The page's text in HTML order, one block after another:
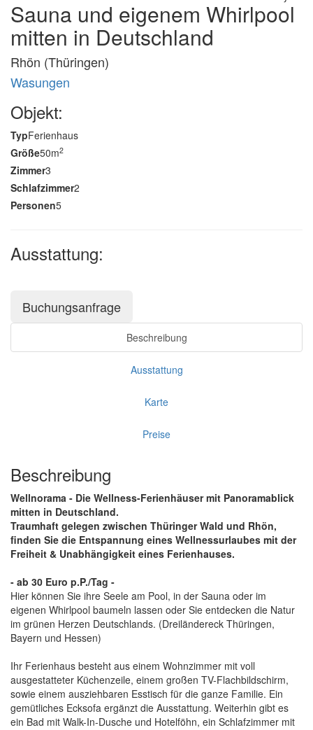
Sauna und eigenem Whirlpool
mitten in Deutschland
Rhön (Thüringen)
Wasungen
Objekt:
TypFerienhaus
Größe50m2
Zimmer3
Schlafzimmer2
Personen5
Ausstattung:
Buchungsanfrage
Beschreibung
Ausstattung
Karte
Preise
Beschreibung
Wellnorama - Die Wellness-Ferienhäuser mit Panoramablick
mitten in Deutschland.
Traumhaft gelegen zwischen Thüringer Wald und Rhön,
finden Sie die Entspannung eines Wellnessurlaubes mit der
Freiheit & Unabhängigkeit eines Ferienhauses.
- ab 30 Euro p.P./Tag -
Hier können Sie ihre Seele am Pool, in der Sauna oder im
eigenen Whirlpool baumeln lassen oder Sie entdecken die Natur
im grünen Herzen Deutschlands. (Dreiländereck Thüringen,
Bayern und Hessen)
Ihr Ferienhaus besteht aus einem Wohnzimmer mit voll
ausgestatteter Küchenzeile, einem großen TV-Flachbildschirm,
sowie einem ausziehbaren Esstisch für die ganze Familie. Ein
gemütliches Ecksofa ergänzt die Ausstattung. Weiterhin gibt es
ein Bad mit Walk-In-Dusche und Hotelföhn, ein Schlafzimmer mit